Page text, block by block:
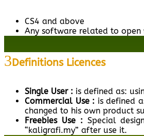
CS4 and above
Any software related to
Definitions Licences
Single User : is defined as:
Commercial Use : is defined
changed to his own product
Freebies Use : Special
“kaligrafi.my” after use it.